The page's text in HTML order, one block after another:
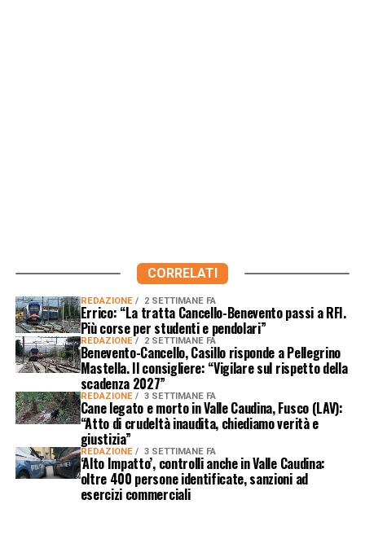
CORRELATI
REDAZIONE 2 SETTIMANE FA
Errico: “La tratta Cancello-Benevento passi a RFI.
Più corse per studenti e pendolari”
REDAZIONE 2 SETTIMANE FA
Benevento-Cancello, Casillo risponde a Pellegrino
Mastella. Il consigliere: “Vigilare sul rispetto della
scadenza 2027”
REDAZIONE 3 SETTIMANE FA
Cane legato e morto in Valle Caudina, Fusco (LAV):
“Atto di crudeltà inaudita, chiediamo verità e
giustizia”
REDAZIONE 3 SETTIMANE FA
‘Alto Impatto’, controlli anche in Valle Caudina:
oltre 400 persone identificate, sanzioni ad
esercizi commerciali